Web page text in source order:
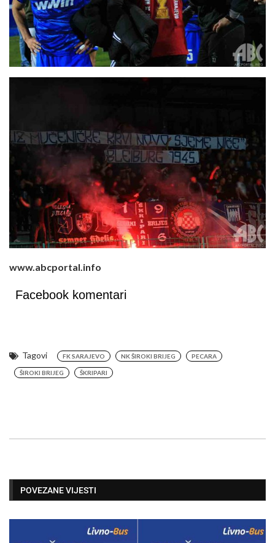
www.abcportal.info
Facebook komentari
Tagovi FK SARAJEVO NK ŠIROKI BRIJEG PECARA
ŠIROKI BRIJEG ŠKRIPARI
POVEZANE VIJESTI